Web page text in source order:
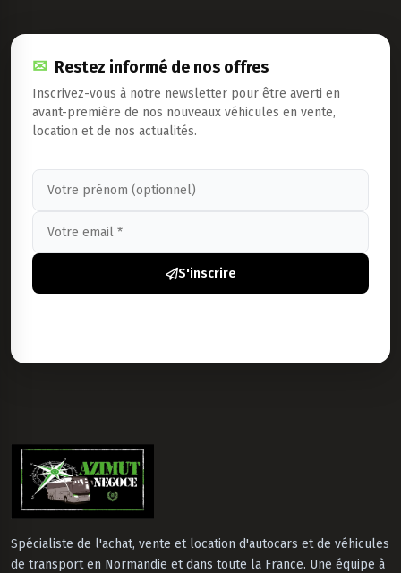
Restez informé de nos offres
Inscrivez-vous à notre newsletter pour être averti en
avant-première de nos nouveaux véhicules en vente,
location et de nos actualités.
S'inscrire
Spécialiste de l'achat, vente et location d'autocars et de véhicules
de transport en Normandie et dans toute la France. Une équipe à